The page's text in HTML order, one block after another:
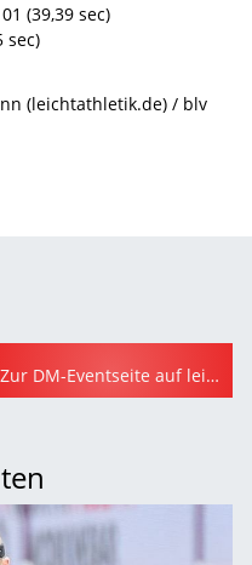
(39,39 sec)
sec)
(leichtathletik.de) / blv
Zur DM-Eventseite auf leichtathletik.de